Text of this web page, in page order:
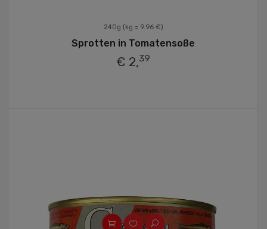
240g (kg = 9.96 €)
Sprotten in Tomatensoße
€ 2,39